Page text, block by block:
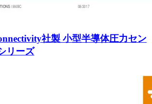
社製 小型半導体圧力セン
リーズ